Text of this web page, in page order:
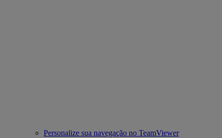
Personalize sua navegação no TeamViewer